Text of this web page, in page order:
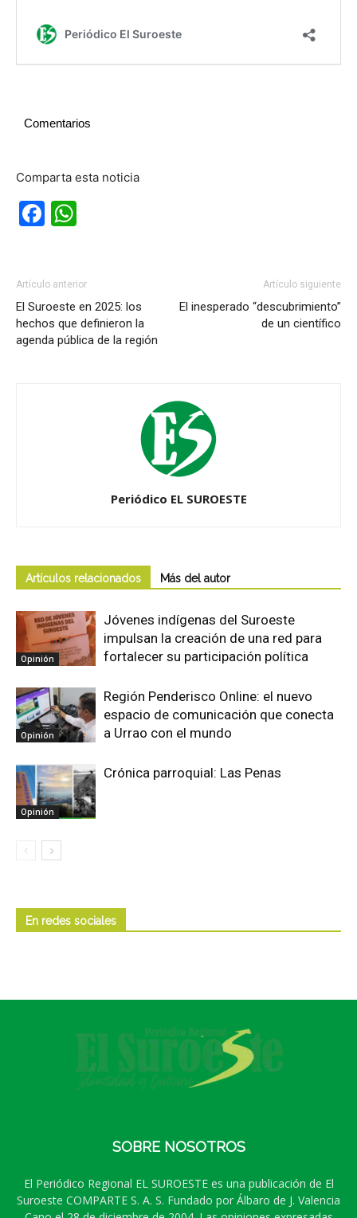
Comentarios
Comparta esta noticia
Facebook
Artículo anterior
El Suroeste en 2025: los
hechos que definieron la
agenda pública de la región
Artículo siguiente
El inesperado “descubrimiento”
de un científico
Periódico EL SUROESTE
Artículos relacionados Más del autor
Opinión
Jóvenes indígenas del Suroeste
impulsan la creación de una red para
fortalecer su participación política
Opinión
Región Penderisco Online: el nuevo
espacio de comunicación que conecta
a Urrao con el mundo
Opinión
Crónica parroquial: Las Penas
En redes sociales
SOBRE NOSOTROS
El Periódico Regional EL SUROESTE es una publicación de El
Suroeste COMPARTE S. A. S. Fundado por Álbaro de J. Valencia